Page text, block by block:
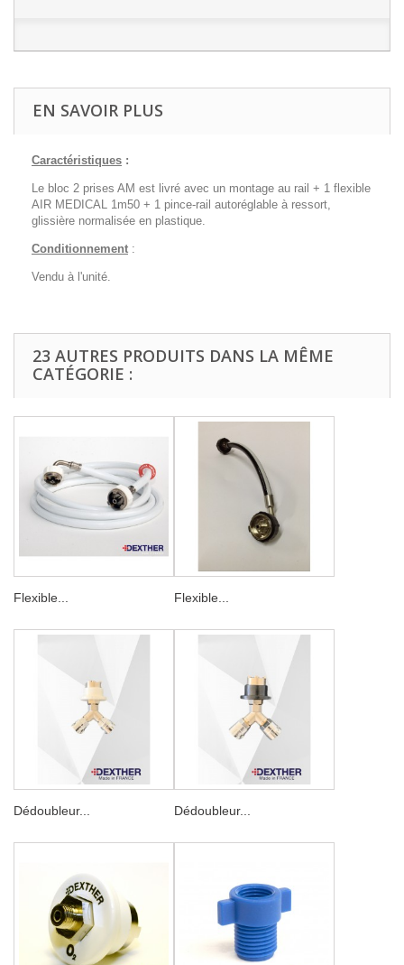
EN SAVOIR PLUS
Caractéristiques :
Le bloc 2 prises AM est livré avec un montage au rail + 1 flexible
AIR MEDICAL 1m50 + 1 pince-rail autoréglable à ressort,
glissière normalisée en plastique.
Conditionnement :
Vendu à l'unité.
23 AUTRES PRODUITS DANS LA MÊME
CATÉGORIE :
Flexible... Flexible...
Dédoubleur... Dédoubleur...